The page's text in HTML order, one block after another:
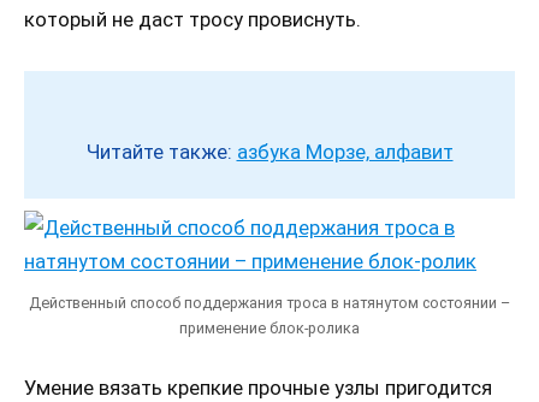
который не даст тросу провиснуть.
Читайте также: азбука Морзе, алфавит
Действенный способ поддержания троса в натянутом состоянии –
применение блок-ролика
Умение вязать крепкие прочные узлы пригодится